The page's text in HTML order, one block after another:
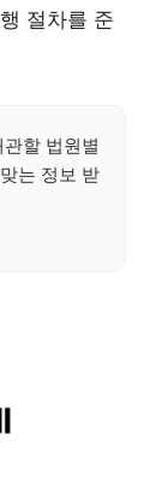
절차를 준
할 법원별
는 정보 받